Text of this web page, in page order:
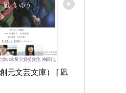
元文芸文庫） [ 凪